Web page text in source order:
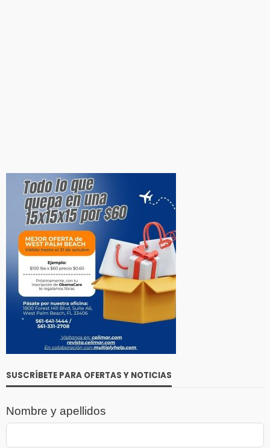
SUSCRÍBETE PARA OFERTAS Y NOTICIAS
Nombre y apellidos